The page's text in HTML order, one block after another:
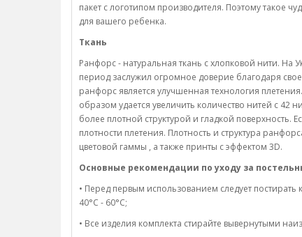
пакет с логотипом производителя. Поэтому такое
для вашего ребенка.
Ткань
Ранфорс - натуральная ткань с хлопковой нити. На
период заслужил огромное доверие благодаря
ранфорс является улучшенная технология
образом удается увеличить количество нитей с 42
более плотной структурой и гладкой
плотности плетения. Плотность и структура
цветовой гаммы , а также принты с эффектом 3D.
Основные рекомендации по уходу за
• Перед первым использованием следует
40°C - 60°C;
• Все изделия комплекта стирайте вывернутыми